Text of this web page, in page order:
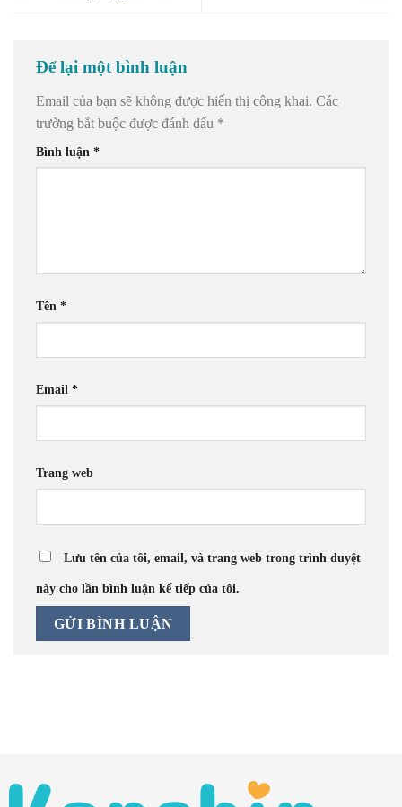
Để lại một bình luận
Email của bạn sẽ không được hiển thị công khai. Các
trường bắt buộc được đánh dấu *
Bình luận *
Tên *
Email *
Trang web
Lưu tên của tôi, email, và trang web trong trình duyệt
này cho lần bình luận kế tiếp của tôi.